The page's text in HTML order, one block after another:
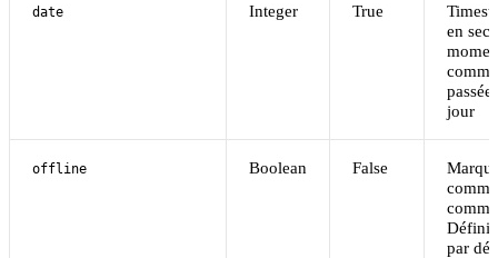
date Integer True
en
jour
offline Boolean False
Défini
par